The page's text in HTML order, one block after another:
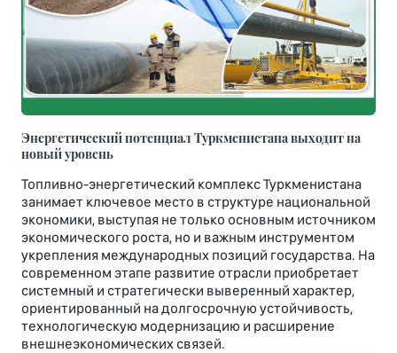
Энергетический потенциал Туркменистана выходит на
новый уровень
Топливно-энергетический комплекс Туркменистана
занимает ключевое место в структуре национальной
экономики, выступая не только основным источником
экономического роста, но и важным инструментом
укрепления международных позиций государства. На
современном этапе развитие отрасли приобретает
системный и стратегически выверенный характер,
ориентированный на долгосрочную устойчивость,
технологическую модернизацию и расширение
внешнеэкономических связей.